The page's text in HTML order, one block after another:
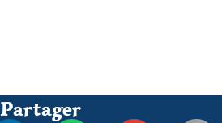
Partager